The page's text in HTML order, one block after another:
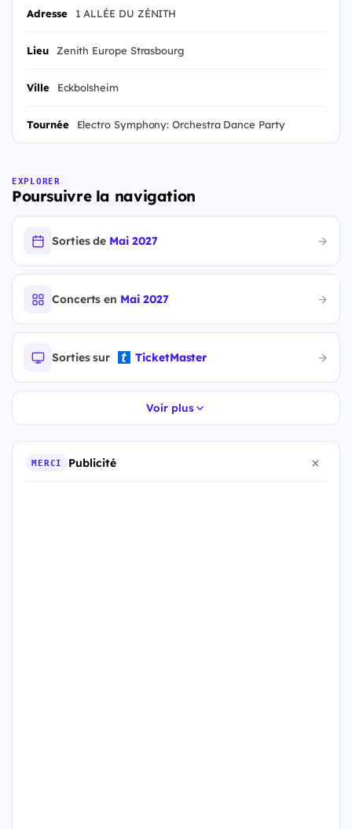
Adresse 1 ALLÉE DU ZÉNITH
Lieu Zenith Europe Strasbourg
Ville Eckbolsheim
Tournée Electro Symphony: Orchestra Dance Party
EXPLORER
Poursuivre la navigation
Sorties de Mai 2027
Concerts en Mai 2027
Sorties sur TicketMaster
Voir plus
MERCI Publicité